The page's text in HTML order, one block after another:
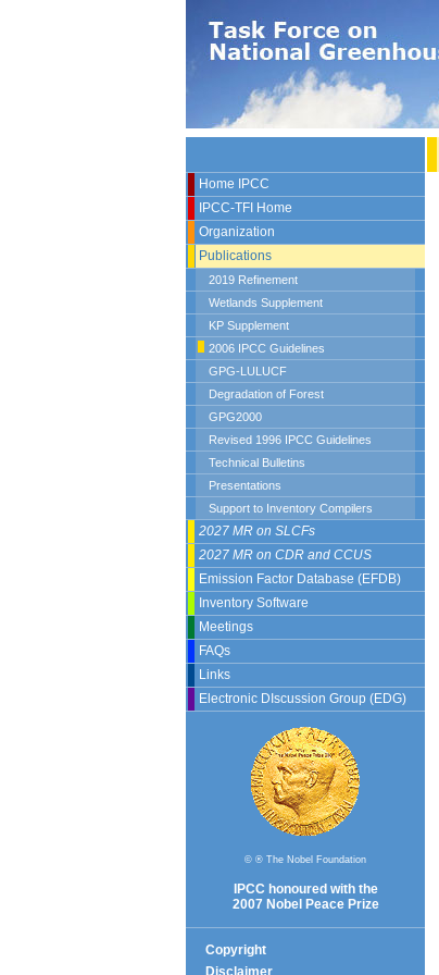
Home IPCC
IPCC-TFI Home
Organization
Publications
2019 Refinement
Wetlands Supplement
KP Supplement
2006 IPCC Guidelines
GPG-LULUCF
Degradation of Forest
GPG2000
Revised 1996 IPCC Guidelines
Technical Bulletins
Presentations
Support to Inventory Compilers
2027 MR on SLCFs
2027 MR on CDR and CCUS
Emission Factor Database (EFDB)
Inventory Software
Meetings
FAQs
Links
Electronic DIscussion Group (EDG)
© ® The Nobel Foundation
IPCC honoured with the
2007 Nobel Peace Prize
Copyright
Disclaimer